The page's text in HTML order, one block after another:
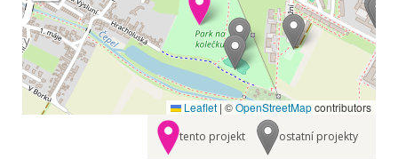
Leaflet | ©OpenStreetMapcontributors
tento projekt
ostatní projekty